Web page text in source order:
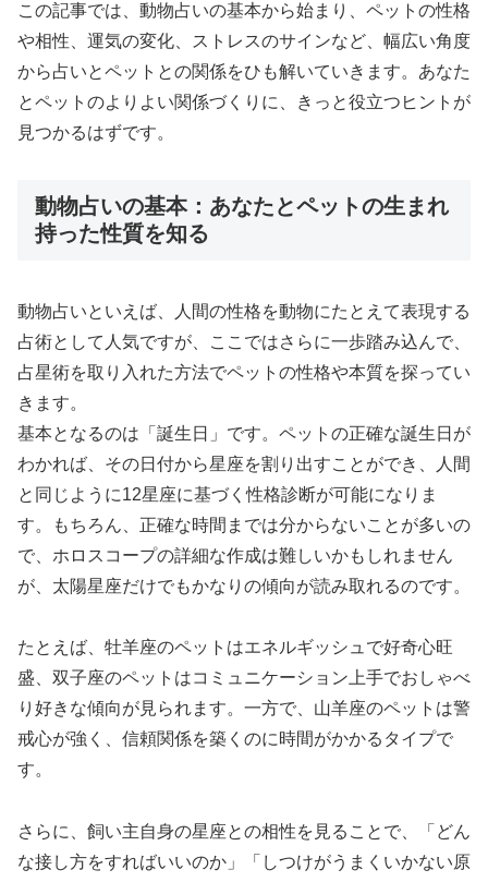
この記事では、動物占いの基本から始まり、ペットの性格
や相性、運気の変化、ストレスのサインなど、幅広い角度
から占いとペットとの関係をひも解いていきます。あなた
とペットのよりよい関係づくりに、きっと役立つヒントが
見つかるはずです。
動物占いの基本：あなたとペットの生まれ
持った性質を知る
動物占いといえば、人間の性格を動物にたとえて表現する
占術として人気ですが、ここではさらに一歩踏み込んで、
占星術を取り入れた方法でペットの性格や本質を探ってい
きます。
基本となるのは「誕生日」です。ペットの正確な誕生日が
わかれば、その日付から星座を割り出すことができ、人間
と同じように12星座に基づく性格診断が可能になりま
す。もちろん、正確な時間までは分からないことが多いの
で、ホロスコープの詳細な作成は難しいかもしれません
が、太陽星座だけでもかなりの傾向が読み取れるのです。
たとえば、牡羊座のペットはエネルギッシュで好奇心旺
盛、双子座のペットはコミュニケーション上手でおしゃべ
り好きな傾向が見られます。一方で、山羊座のペットは警
戒心が強く、信頼関係を築くのに時間がかかるタイプで
す。
さらに、飼い主自身の星座との相性を見ることで、「どん
な接し方をすればいいのか」「しつけがうまくいかない原